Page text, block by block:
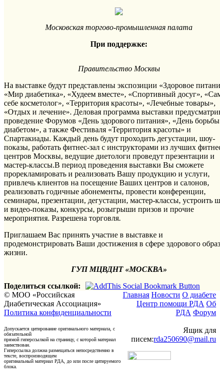
Московская торгово-промышленная палата
При поддержке:
Правительство Москвы
На выставке будут представлены экспозиции «Здоровое
«Мир диабетика», «Худеем вместе», «Спортивный досуг»,
себе косметолог», «Территория красоты», «Лечебные товары»,
«Отдых и лечение». Деловая программа выставки
проведение Форумов «День здорового питания», «День
диабетом», а также Фестиваля «Территория красоты» и
Спартакиады. Каждый день будут проходить дегустации, шоу-
показы, работать фитнес-зал с инструкторами из лучших
центров Москвы, ведущие диетологи проведут презентации и
мастер-классы.В период проведения выставки Вы сможете
прорекламировать и реализовать Вашу продукцию и услуги,
привлечь клиентов на посещение Ваших центров и салонов,
реализовать годичные абонементы, провести конференции,
семинары, презентации, дегустации, мастер-классы, устроить
и видео-показы, конкурсы, розыгрыши призов и прочие
мероприятия. Разрешена торговля.
Приглашаем Вас принять участие в выставке и
продемонстрировать Ваши достижения в сфере здорового
жизни.
ГУП МЦВДНТ «МОСКВА»
Поделиться ссылкой:
© МОО «Российская
Диабетическая Ассоциация»
Политика конфиденциальности
Допускается цитирование оригинального материала, с
обязательной
прямой гиперссылкой на страницу, с которой материал
заимствован.
Гиперссылка должна размещаться непосредственно в
тексте, воспроизводящем
оригинальный материал РДА, до или после цитируемого
блока.
Главная Новости О диабете
Центр помощи РДА Об
РДА Форум
Ящик для
писем:rda250690@mail.ru